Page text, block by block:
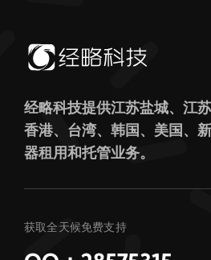
经略科技提供江苏盐城、江
香港、台湾、韩国、美国、
器租用和托管业务。
获取全天候免费支持